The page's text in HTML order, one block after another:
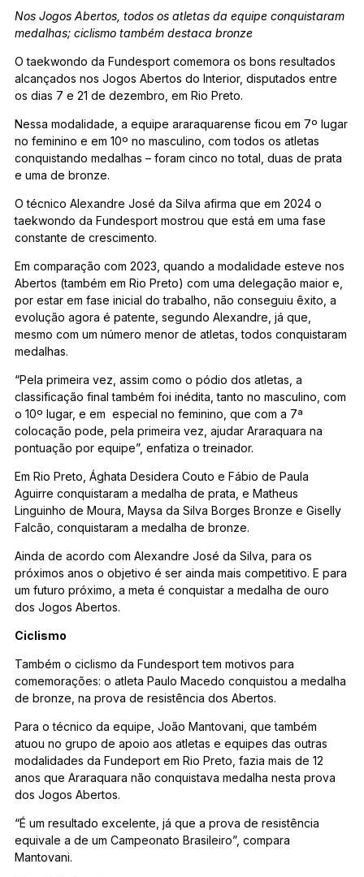
Nos Jogos Abertos, todos os atletas da equipe conquistaram
medalhas; ciclismo também destaca bronze
O taekwondo da Fundesport comemora os bons resultados
alcançados nos Jogos Abertos do Interior, disputados entre
os dias 7 e 21 de dezembro, em Rio Preto.
Nessa modalidade, a equipe araraquarense ficou em 7º lugar
no feminino e em 10º no masculino, com todos os atletas
conquistando medalhas – foram cinco no total, duas de prata
e uma de bronze.
O técnico Alexandre José da Silva afirma que em 2024 o
taekwondo da Fundesport mostrou que está em uma fase
constante de crescimento.
Em comparação com 2023, quando a modalidade esteve nos
Abertos (também em Rio Preto) com uma delegação maior e,
por estar em fase inicial do trabalho, não conseguiu êxito, a
evolução agora é patente, segundo Alexandre, já que,
mesmo com um número menor de atletas, todos conquistaram
medalhas.
“Pela primeira vez, assim como o pódio dos atletas, a
classificação final também foi inédita, tanto no masculino, com
o 10º lugar, e em especial no feminino, que com a 7ª
colocação pode, pela primeira vez, ajudar Araraquara na
pontuação por equipe”, enfatiza o treinador.
Em Rio Preto, Ághata Desidera Couto e Fábio de Paula
Aguirre conquistaram a medalha de prata, e Matheus
Linguinho de Moura, Maysa da Silva Borges Bronze e Giselly
Falcão, conquistaram a medalha de bronze.
Ainda de acordo com Alexandre José da Silva, para os
próximos anos o objetivo é ser ainda mais competitivo. E para
um futuro próximo, a meta é conquistar a medalha de ouro
dos Jogos Abertos.
Ciclismo
Também o ciclismo da Fundesport tem motivos para
comemorações: o atleta Paulo Macedo conquistou a medalha
de bronze, na prova de resistência dos Abertos.
Para o técnico da equipe, João Mantovani, que também
atuou no grupo de apoio aos atletas e equipes das outras
modalidades da Fundeport em Rio Preto, fazia mais de 12
anos que Araraquara não conquistava medalha nesta prova
dos Jogos Abertos.
“É um resultado excelente, já que a prova de resistência
equivale a de um Campeonato Brasileiro”, compara
Mantovani.